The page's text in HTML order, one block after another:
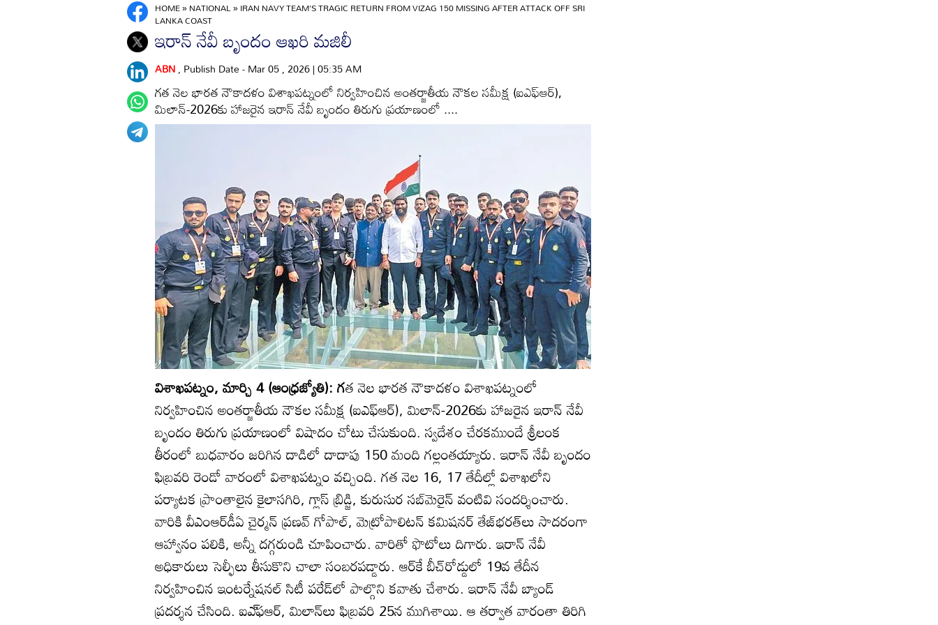
HOME»NATIONAL»IRAN NAVY TEAM'S TRAGIC RETURN FROM VIZAG 150 MISSING AFTER ATTACK OFF SRI
LANKA COAST
ఇరాన్‌ నేవీ బృందం ఆఖరి మజిలీ
ABN, Publish Date - Mar 05 , 2026 | 05:35 AM
గత నెల భారత నౌకాదళం విశాఖపట్నంలో నిర్వహించిన అంతర్జాతీయ నౌకల సమీక్ష (ఐఎఫ్‌ఆర్‌),
మిలాన్‌-2026కు హాజరైన ఇరాన్‌ నేవీ బృందం తిరుగు ప్రయాణంలో ....
విశాఖపట్నం, మార్చి 4 (ఆంధ్రజ్యోతి): గత నెల భారత నౌకాదళం విశాఖపట్నంలో
నిర్వహించిన అంతర్జాతీయ నౌకల సమీక్ష (ఐఎఫ్‌ఆర్‌), మిలాన్‌-2026కు హాజరైన ఇరాన్‌ నేవీ
బృందం తిరుగు ప్రయాణంలో విషాదం చోటు చేసుకుంది. స్వదేశం చేరకముందే శ్రీలంక
తీరంలో బుధవారం జరిగిన దాడిలో దాదాపు 150 మంది గల్లంతయ్యారు. ఇరాన్‌ నేవీ బృందం
ఫిబ్రవరి రెండో వారంలో విశాఖపట్నం వచ్చింది. గత నెల 16, 17 తేదీల్లో విశాఖలోని
పర్యాటక ప్రాంతాలైన కైలాసగిరి, గ్లాస్‌ బ్రిడ్జి, కురుసుర సబ్‌మెరైన్‌ వంటివి సందర్శించారు.
వారికి వీఎంఆర్‌డీఏ చైర్మన్‌ ప్రణవ్‌ గోపాల్‌, మెట్రోపాలిటన్‌ కమిషనర్‌ తేజ్‌భరత్‌లు సాదరంగా
ఆహ్వానం పలికి, అన్నీ దగ్గరుండి చూపించారు. వారితో ఫొటోలు దిగారు. ఇరాన్‌ నేవీ
అధికారులు సెల్ఫీలు తీసుకొని చాలా సంబరపడ్డారు. ఆర్‌కే బీచ్‌రోడ్డులో 19వ తేదీన
నిర్వహించిన ఇంటర్నేషనల్‌ సిటీ పరేడ్‌లో పాల్గొని కవాతు చేశారు. ఇరాన్‌ నేవీ బ్యాండ్‌
ప్రదర్శన చేసింది. ఐఎ్‌ఫఆర్‌, మిలాన్‌లు ఫిబ్రవరి 25న ముగిశాయి. ఆ తర్వాత వారంతా తిరిగి